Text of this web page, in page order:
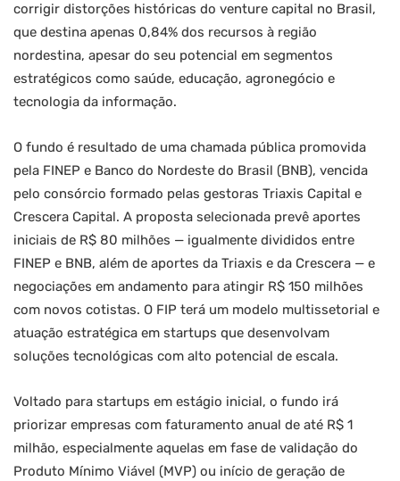
corrigir distorções históricas do venture capital no Brasil,
que destina apenas 0,84% dos recursos à região
nordestina, apesar do seu potencial em segmentos
estratégicos como saúde, educação, agronegócio e
tecnologia da informação.
O fundo é resultado de uma chamada pública promovida
pela FINEP e Banco do Nordeste do Brasil (BNB), vencida
pelo consórcio formado pelas gestoras Triaxis Capital e
Crescera Capital. A proposta selecionada prevê aportes
iniciais de R$ 80 milhões — igualmente divididos entre
FINEP e BNB, além de aportes da Triaxis e da Crescera — e
negociações em andamento para atingir R$ 150 milhões
com novos cotistas. O FIP terá um modelo multissetorial e
atuação estratégica em startups que desenvolvam
soluções tecnológicas com alto potencial de escala.
Voltado para startups em estágio inicial, o fundo irá
priorizar empresas com faturamento anual de até R$ 1
milhão, especialmente aquelas em fase de validação do
Produto Mínimo Viável (MVP) ou início de geração de